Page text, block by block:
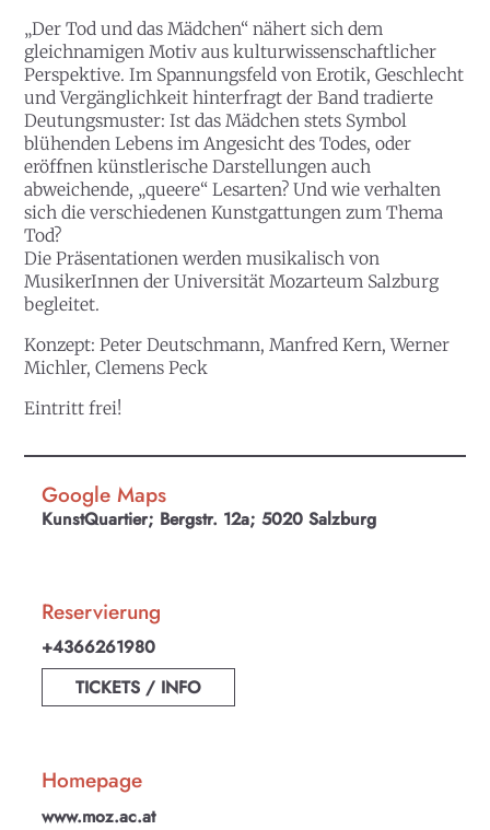
„Der Tod und das Mädchen“ nähert sich dem
gleichnamigen Motiv aus kulturwissenschaftlicher
Perspektive. Im Spannungsfeld von Erotik, Geschlecht
und Vergänglichkeit hinterfragt der Band tradierte
Deutungsmuster: Ist das Mädchen stets Symbol
blühenden Lebens im Angesicht des Todes, oder
eröffnen künstlerische Darstellungen auch
abweichende, „queere“ Lesarten? Und wie verhalten
sich die verschiedenen Kunstgattungen zum Thema
Tod?
Die Präsentationen werden musikalisch von
MusikerInnen der Universität Mozarteum Salzburg
begleitet.
Konzept: Peter Deutschmann, Manfred Kern, Werner
Michler, Clemens Peck
Eintritt frei!
Google Maps
KunstQuartier; Bergstr. 12a; 5020 Salzburg
Reservierung
+4366261980
TICKETS / INFO
Homepage
www.moz.ac.at